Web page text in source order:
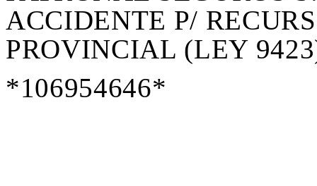
ACCIDENTE P/
PROVINCIAL (LEY
*106954646*